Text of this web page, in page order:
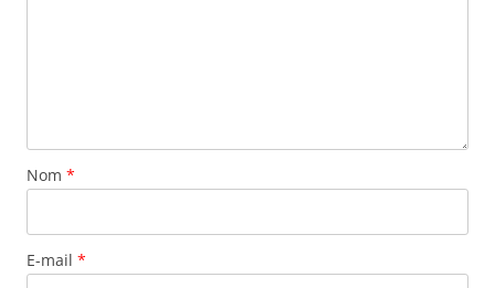
Nom *
E-mail *